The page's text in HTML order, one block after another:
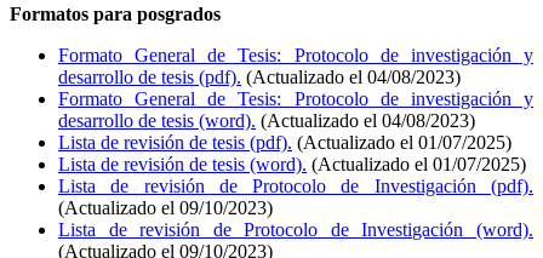
Formatos para posgrados
Formato General de Tesis: Protocolo de investigación y
desarrollo de tesis (pdf). (Actualizado el 04/08/2023)
Formato General de Tesis: Protocolo de investigación y
desarrollo de tesis (word). (Actualizado el 04/08/2023)
Lista de revisión de tesis (pdf). (Actualizado el 01/07/2025)
Lista de revisión de tesis (word). (Actualizado el 01/07/2025)
Lista de revisión de Protocolo de Investigación (pdf).
(Actualizado el 09/10/2023)
Lista de revisión de Protocolo de Investigación (word).
(Actualizado el 09/10/2023)